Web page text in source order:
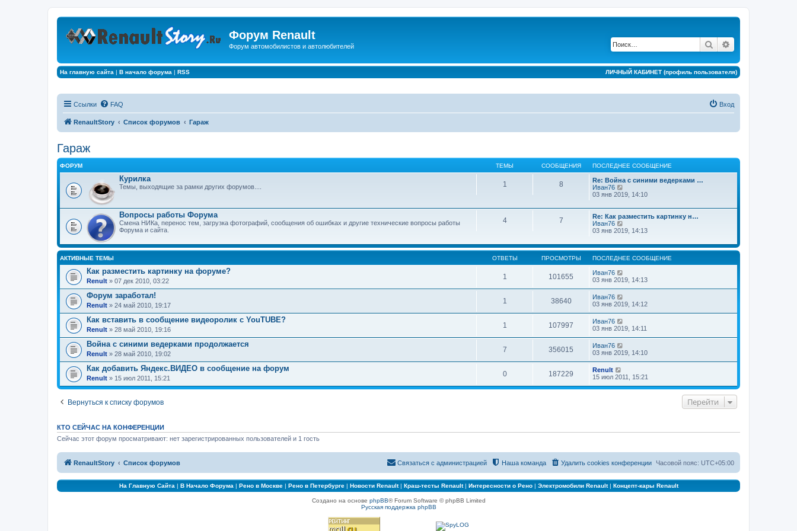
Форум Renault
Форум автомобилистов и автолюбителей Поиск
На главную сайта | В начало форума | RSS ЛИЧНЫЙ КАБИНЕТ (профиль пользователя)
Ссылки FAQ Вход
RenaultStory Список форумов Гараж
Гараж
ФОРУМ ТЕМЫ СООБЩЕНИЯ ПОСЛЕДНЕЕ СООБЩЕНИЕ
Курилка
Темы, выходящие за рамки других форумов.... 1 8
Re: Война с синими ведерками …
Иван76
е
е
й
и
п
о
с
л
д
м
у
с
о
б
е
н
и
03 янв 2019, 14:10
Вопросы работы Форума
Смена НИКа, перенос тем, загрузка фотографий, сообщения об ошибках и другие технические вопросы работы
Форума и сайта.
4 7
Re: Как разместить картинку н…
Иван76
е
е
й
т
и
п
л
е
д
е
м
с
щ
е
03 янв 2019, 14:13
АКТИВНЫЕ ТЕМЫ ОТВЕТЫ ПРОСМОТРЫ ПОСЛЕДНЕЕ СООБЩЕНИЕ
Как разместить картинку на форуме?
Renult » 07 дек 2010, 03:22
1 101655
Иван76
03 янв 2019, 14:13
Форум заработал!
Renult » 24 май 2010, 19:17
1 38640
Иван76
03 янв 2019, 14:12
Как вставить в сообщение видеоролик с YouTUBE?
Renult » 28 май 2010, 19:16
1 107997
Иван76
03 янв 2019, 14:11
Война с синими ведерками продолжается
Renult » 28 май 2010, 19:02
7 356015
Иван76
03 янв 2019, 14:10
Как добавить Яндекс.ВИДЕО в сообщение на форум
Renult » 15 июл 2011, 15:21
0 187229
Renult
15 июл 2011, 15:21
Вернуться к списку форумов Перейти
КТО СЕЙЧАС НА КОНФЕРЕНЦИИ
Сейчас этот форум просматривают: нет зарегистрированных пользователей и 1 гость
RenaultStory Список форумов Часовой пояс: UTC+05:00
Удалить cookies конференции
Наша команда
Связаться с администрацией
На Главную Сайта | В Начало Форума | Рено в Москве| Рено в Петербурге| Новости Renault| Краш-тесты Renault| Интересности о Рено| Электромобили Renault| Концепт-кары Renault
Создано на основе phpBB® Forum Software © phpBB Limited
Русская поддержка phpBB